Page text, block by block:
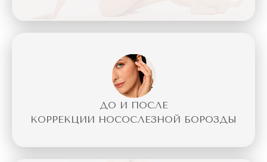
ДО И ПОСЛЕ
КОРРЕКЦИИ НОСОСЛЕЗНОЙ БОРОЗДЫ